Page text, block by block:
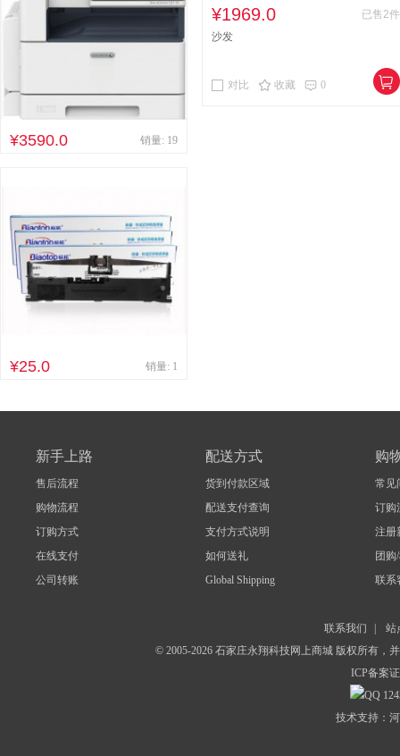
¥3590.0 销量: 19
¥25.0 销量: 1
¥1969.0
已售2件
沙发
对比 收藏 0
新手上路
售后流程
购物流程
订购方式
在线支付
公司转账
配送方式
货到付款区域
配送支付查询
支付方式说明
如何送礼
Global Shipping
购
常见
订购
注册
团购
联系
联系我们
站
© 2005-2026 石家庄永翔科技网上商城 版权所有，
ICP备案
技术支持：